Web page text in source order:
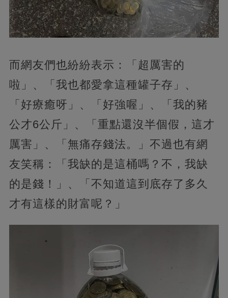
而網友們也紛紛表示：「超厲害的
啦」 、「我也都愛拿這種罐子存」、
「好療癒呀」、「好強喔」、「我的豬
公才6公斤」、「重點還沒半個假，這才
厲害」、「無痛存錢法。」不過也有網
友笑稱：「我缺的是這桶嗎？不， 我缺
的是錢！」、「不知道這到底存了多久
才有這樣的財富呢？」